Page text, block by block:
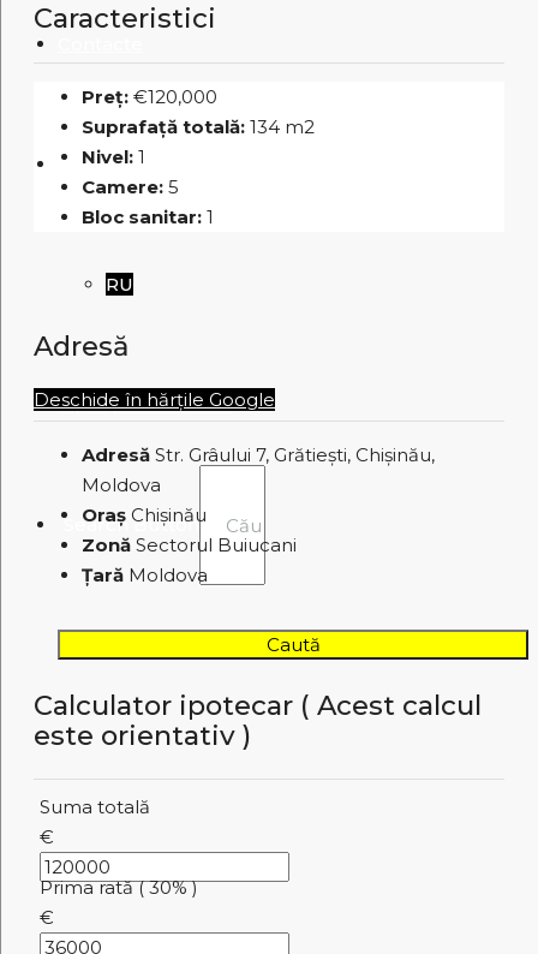
RO
RU
+ (373) 60 60 63 44
Search Button
Caută
Caracteristici
Preț: €120,000
Suprafață totală: 134 m2
Nivel: 1
Camere: 5
Bloc sanitar: 1
Adresă
Deschide în hărțile Google
Adresă Str. Grâului 7, Grătiești, Chișinău,
Moldova
Oraș Chișinău
Zonă Sectorul Buiucani
Țară Moldova
Calculator ipotecar ( Acest calcul
este orientativ )
Suma totală
€
Prima rată ( 30% )
€